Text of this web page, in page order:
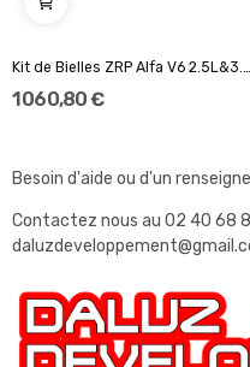
Kit de Bielles ZRP Alfa V6 2.5L&3.0L 131.00...
1 060,80 €
Besoin d'aide ou d'un
Contactez nous au 02 40 68